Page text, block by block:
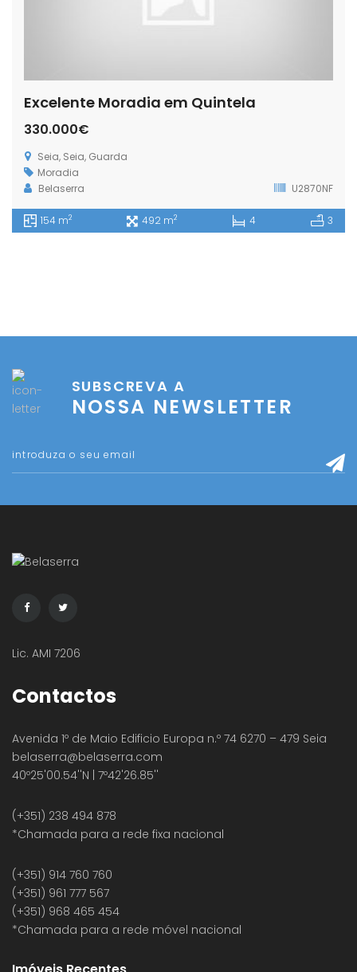
Excelente Moradia em Quintela
330.000€
Seia, Seia, Guarda
Moradia
Belaserra
U2870NF
154 m2 492 m2 4 3
SUBSCREVA A
NOSSA NEWSLETTER
Lic. AMI 7206
Contactos
Avenida 1º de Maio Edificio Europa n.º 74 6270 – 479 Seia
belaserra@belaserra.com
40º25'00.54''N | 7º42'26.85''
(+351) 238 494 878
*Chamada para a rede fixa nacional
(+351) 914 760 760
(+351) 961 777 567
(+351) 968 465 454
*Chamada para a rede móvel nacional